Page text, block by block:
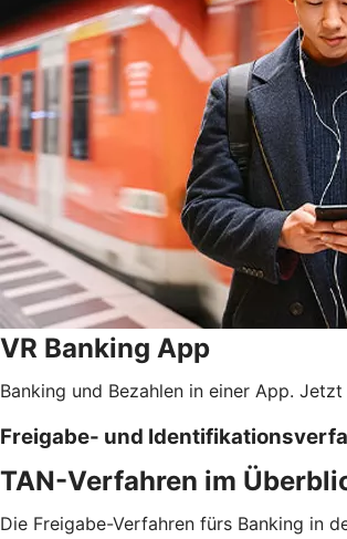
VR Banking App
Banking und Bezahlen in einer App.
Freigabe- und
TAN-Verfahren im
Die Freigabe-Verfahren fürs Banking in